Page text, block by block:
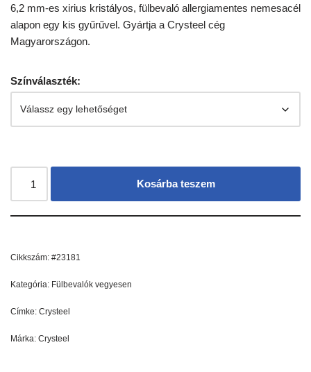
6,2 mm-es xirius kristályos, fülbevaló allergiamentes nemesacél
alapon egy kis gyűrűvel. Gyártja a Crysteel cég
Magyarországon.
Színválaszték:
Kosárba teszem
Cikkszám: #23181
Kategória: Fülbevalók vegyesen
Címke: Crysteel
Márka: Crysteel